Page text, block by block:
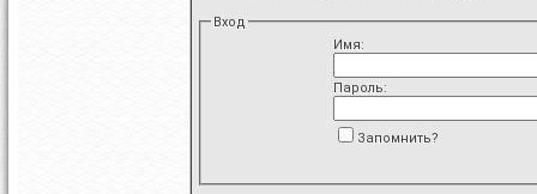
Вход
Имя:
Пароль:
Запомнить?